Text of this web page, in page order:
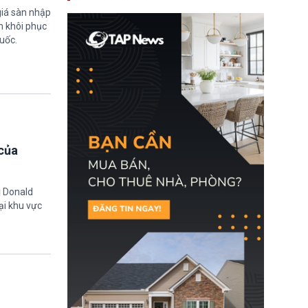
sàn nhập
khôi phục
khu vực
gan B hoặc viêm gan C
sẽ không còn bị mặc
định không đáp ứng tiêu
chuẩn sức khỏe chỉ vì
chi phí điều trị khi nộp hồ
sơ xin visa cư trú.